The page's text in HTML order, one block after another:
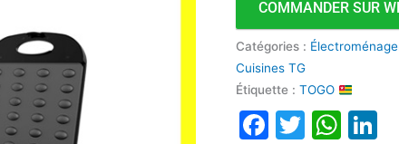
9368-
J
COMMANDER SUR
Catégories :
Cuisines TG
Étiquette :TOGO
Facebook
Twitter